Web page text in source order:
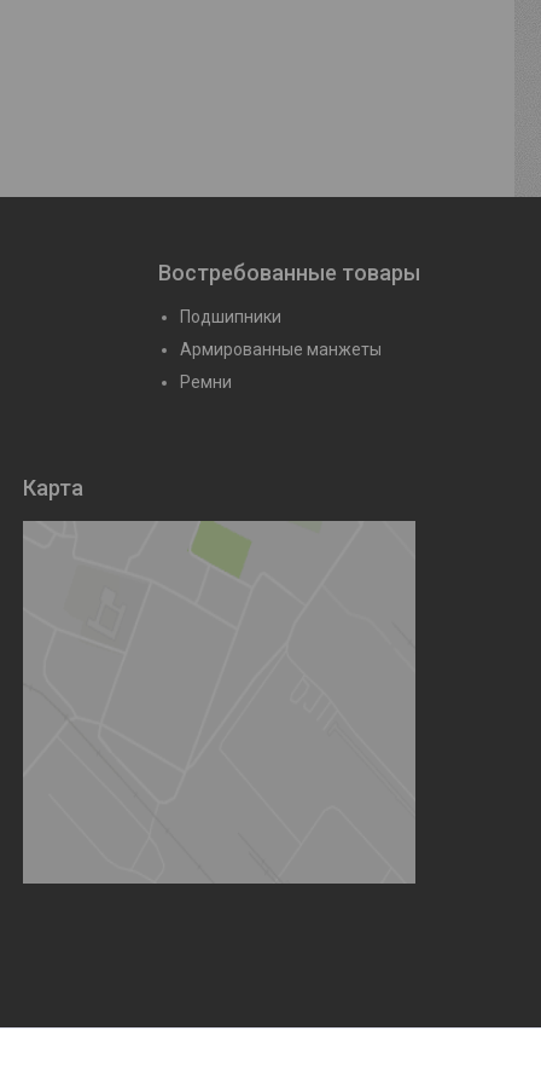
Востребованные товары
Подшипники
Армированные манжеты
Ремни
Карта